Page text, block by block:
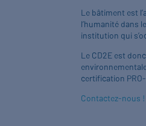
Le bâtiment est
l’humanité dans
institution qui
Le CD2E est
certification
Contactez-nous !